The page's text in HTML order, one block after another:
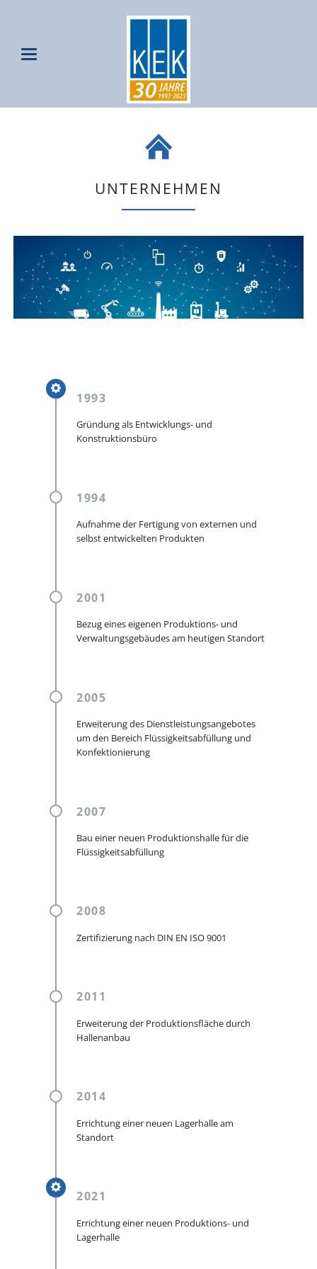
UNTERNEHMEN
1993
Gründung als Entwicklungs- und
Konstruktionsbüro
1994
Aufnahme der Fertigung von externen und
selbst entwickelten Produkten
2001
Bezug eines eigenen Produktions- und
Verwaltungsgebäudes am heutigen Standort
2005
Erweiterung des Dienstleistungsangebotes
um den Bereich Flüssigkeitsabfüllung und
Konfektionierung
2007
Bau einer neuen Produktionshalle für die
Flüssigkeitsabfüllung
2008
Zertifizierung nach DIN EN ISO 9001
2011
Erweiterung der Produktionsfläche durch
Hallenanbau
2014
Errichtung einer neuen Lagerhalle am
Standort
2021
Errichtung einer neuen Produktions- und
Lagerhalle